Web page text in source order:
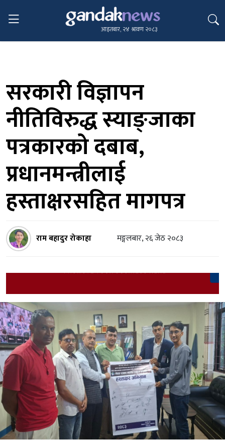
आइतबार, २४ श्रावण २०८३
सरकारी विज्ञापन
नीतिविरुद्ध स्याङ्जाका
पत्रकारको दबाब,
प्रधानमन्त्रीलाई
हस्ताक्षरसहित मागपत्र
राम बहादुर रोकाहा मङ्गलबार, २६ जेठ २०८३